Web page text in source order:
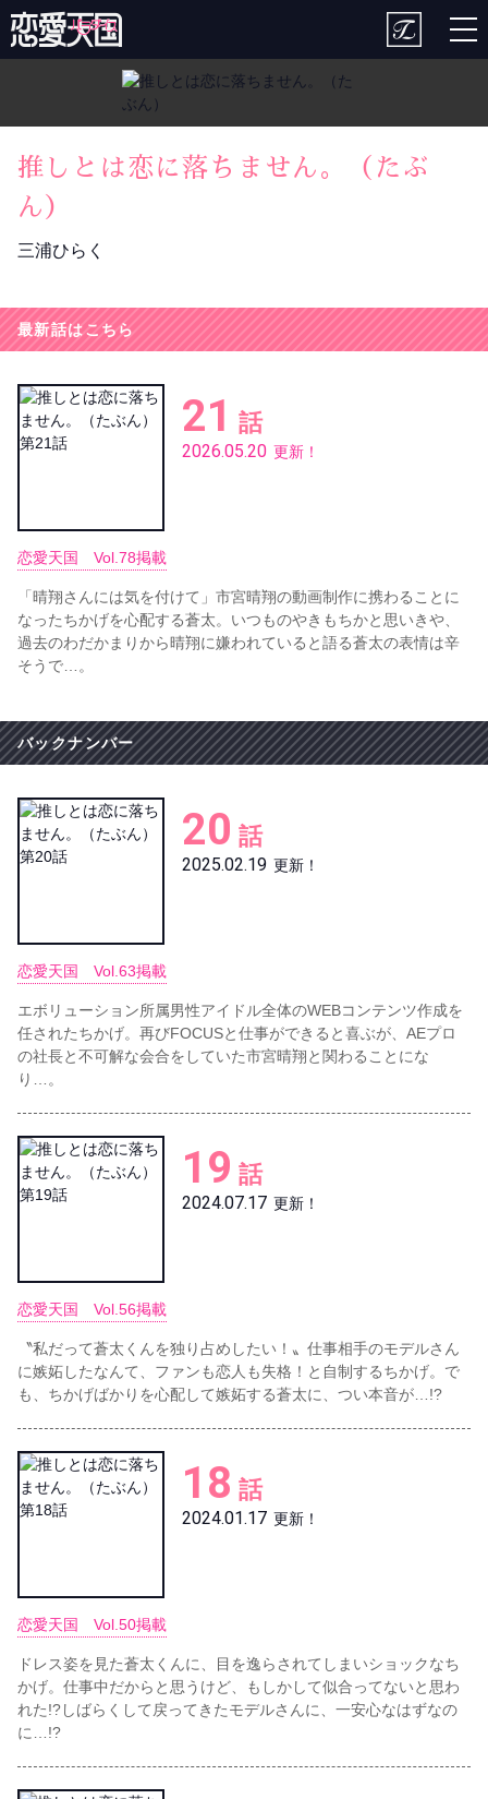
推しとは恋に落ちません。（たぶ
ん）
三浦ひらく
最新話はこちら
21 話
2026.05.20 更新！
恋愛天国 Vol.78掲載
「晴翔さんには気を付けて」市宮晴翔の動画制作に携わることに
なったちかげを心配する蒼太。いつものやきもちかと思いきや、
過去のわだかまりから晴翔に嫌われていると語る蒼太の表情は辛
そうで…。
バックナンバー
20 話
2025.02.19 更新！
恋愛天国 Vol.63掲載
エボリューション所属男性アイドル全体のWEBコンテンツ作成を
任されたちかげ。再びFOCUSと仕事ができると喜ぶが、AEプロ
の社長と不可解な会合をしていた市宮晴翔と関わることにな
り…。
19 話
2024.07.17 更新！
恋愛天国 Vol.56掲載
〝私だって蒼太くんを独り占めしたい！〟仕事相手のモデルさん
に嫉妬したなんて、ファンも恋人も失格！と自制するちかげ。で
も、ちかげばかりを心配して嫉妬する蒼太に、つい本音が…!?
18 話
2024.01.17 更新！
恋愛天国 Vol.50掲載
ドレス姿を見た蒼太くんに、目を逸らされてしまいショックなち
かげ。仕事中だからと思うけど、もしかして似合ってないと思わ
れた!?しばらくして戻ってきたモデルさんに、一安心なはずなの
に…!?